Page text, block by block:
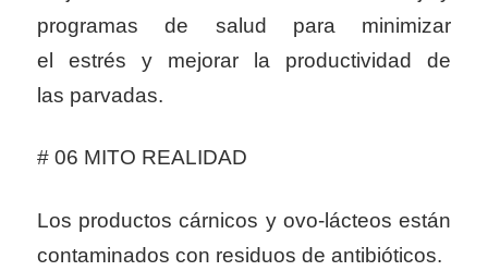
programas de salud para minimizar
el estrés y mejorar la productividad de
las parvadas.
# 06 MITO REALIDAD
Los productos cárnicos y ovo-lácteos están
contaminados con residuos de antibióticos.